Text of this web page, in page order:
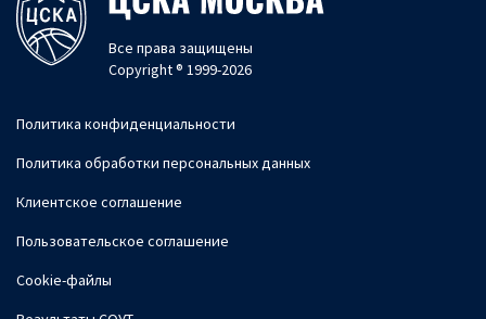
Все права защищены
Copyright ® 1999-2026
Политика конфиденциальности
Политика обработки персональных данных
Клиентское соглашение
Пользовательское соглашение
Cookie-файлы